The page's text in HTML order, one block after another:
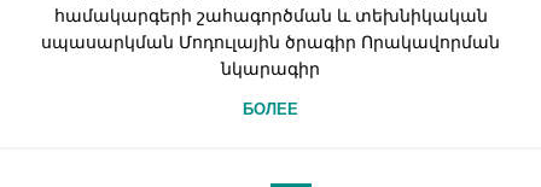
համակարգերի շահագործման և տեխնիկական
սպասարկման Մոդուլային ծրագիր Որակավորման
նկարագիր
БОЛЕЕ